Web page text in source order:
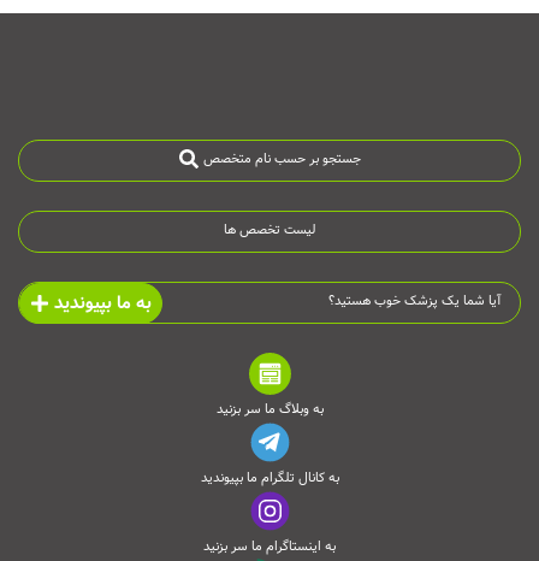
جستجو بر حسب نام متخصص
لیست تخصص ها
آیا شما یک پزشک خوب هستید؟ به ما بپیوندید
به وبلاگ ما سر بزنید
به کانال تلگرام ما بپیوندید
به اینستاگرام ما سر بزنید